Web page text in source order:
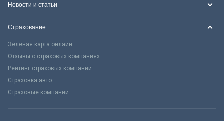
Новости и статьи
Страхование
Зеленая карта онлайн
Отзывы о страховых компаниях
Рейтинг страховых компаний
Страховка авто
Страховые компании